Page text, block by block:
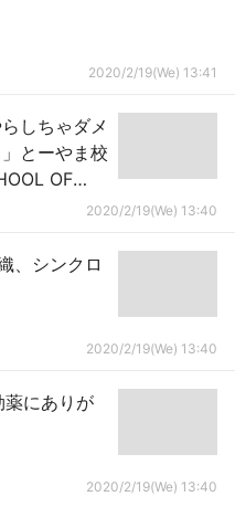
2020/2/19(We) 13:41
しちゃダメ
とーやま校
OF
2020/2/19(We) 13:40
、シンクロ
2020/2/19(We) 13:40
薬にありが
2020/2/19(We) 13:40